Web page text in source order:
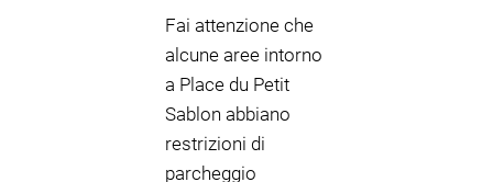
Fai attenzione che
alcune aree intorno
a Place du Petit
Sablon abbiano
restrizioni di
parcheggio